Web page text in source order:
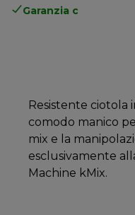
Garanzia completa
Resistente ciotola
comodo manico
mix e la
esclusivamente
Machine kMix.